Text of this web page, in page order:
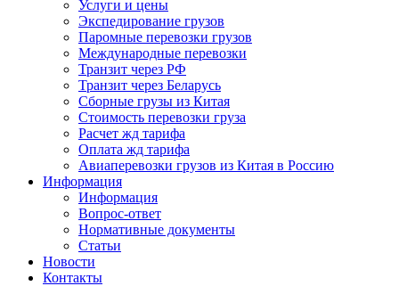
Услуги и цены
Экспедирование грузов
Паромные перевозки грузов
Международные перевозки
Транзит через РФ
Транзит через Беларусь
Сборные грузы из Китая
Стоимость перевозки груза
Расчет жд тарифа
Оплата жд тарифа
Авиаперевозки грузов из Китая в Россию
Информация
Информация
Вопрос-ответ
Нормативные документы
Статьи
Новости
Контакты